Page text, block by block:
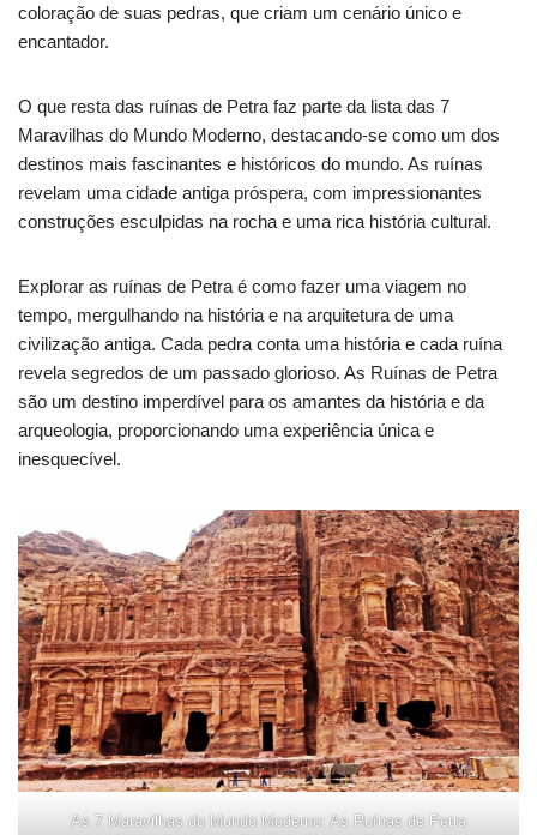
coloração de suas pedras, que criam um cenário único e
encantador.
O que resta das ruínas de Petra faz parte da lista das 7
Maravilhas do Mundo Moderno, destacando-se como um dos
destinos mais fascinantes e históricos do mundo. As ruínas
revelam uma cidade antiga próspera, com impressionantes
construções esculpidas na rocha e uma rica história cultural.
Explorar as ruínas de Petra é como fazer uma viagem no
tempo, mergulhando na história e na arquitetura de uma
civilização antiga. Cada pedra conta uma história e cada ruína
revela segredos de um passado glorioso. As Ruínas de Petra
são um destino imperdível para os amantes da história e da
arqueologia, proporcionando uma experiência única e
inesquecível.
As 7 Maravilhas do Mundo Moderno: As Ruínas de Petra